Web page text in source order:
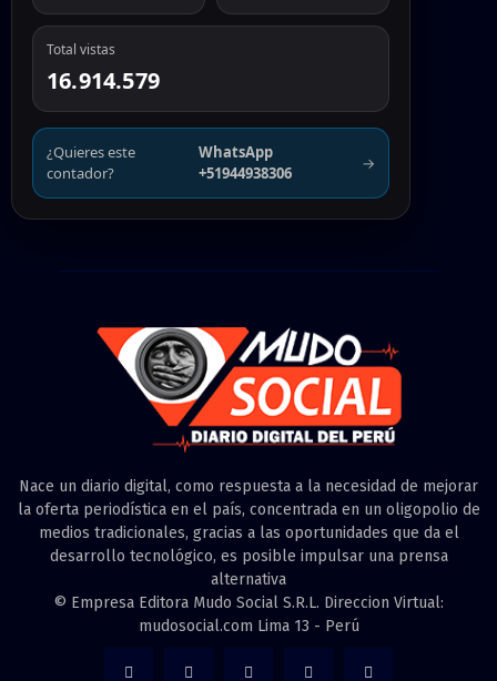
Total vistas
16.914.579
¿Quieres este
contador?
WhatsApp
+51944938306
→
Nace un diario digital, como respuesta a la necesidad de mejorar
la oferta periodística en el país, concentrada en un oligopolio de
medios tradicionales, gracias a las oportunidades que da el
desarrollo tecnológico, es posible impulsar una prensa
alternativa
© Empresa Editora Mudo Social S.R.L. Direccion Virtual:
mudosocial.com Lima 13 - Perú